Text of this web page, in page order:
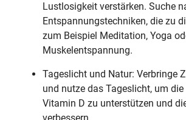
Lustlosigkeit verstärken. Suche
Entspannungstechniken, die zu
zum Beispiel Meditation, Yoga
Muskelentspannung.
Tageslicht und Natur: Verbringe
und nutze das Tageslicht, um
Vitamin D zu unterstützen und